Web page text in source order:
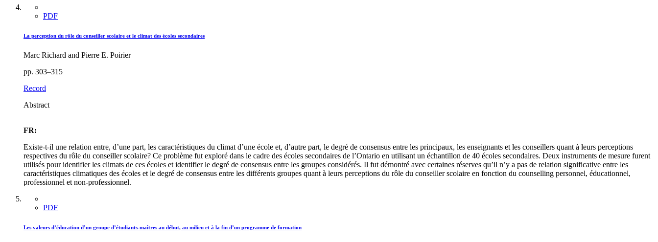
PDF
La perception du rôle du conseiller scolaire et le climat des écoles secondaires
Marc Richard and Pierre E. Poirier
pp. 303–315
Record
Abstract
FR:
Existe-t-il une relation entre, d’une part, les caractéristiques du climat d’une école et, d’autre part, le degré de consensus entre les principaux, les enseignants et les conseillers quant à leurs perceptions
respectives du rôle du conseiller scolaire? Ce problème fut exploré dans le cadre des écoles secondaires de l’Ontario en utilisant un échantillon de 40 écoles secondaires. Deux instruments de mesure furent
utilisés pour identifier les climats de ces écoles et identifier le degré de consensus entre les groupes considérés. Il fut démontré avec certaines réserves qu’il n’y a pas de relation significative entre les
caractéristiques climatiques des écoles et le degré de consensus entre les différents groupes quant à leurs perceptions du rôle du conseiller scolaire en fonction du counselling personnel, éducationnel,
professionnel et non-professionnel.
PDF
Les valeurs d’éducation d’un groupe d’étudiants-maîtres au début, au milieu et à la fin d’un programme de formation